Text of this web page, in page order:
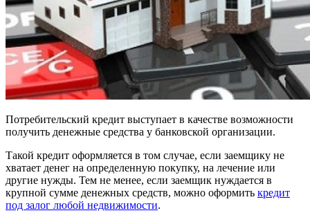
Потребительский кредит выступает в качестве возможности
получить денежные средства у банковской организации.
Такой кредит оформляется в том случае, если заемщику не
хватает денег на определенную покупку, на лечение или
другие нужды. Тем не менее, если заемщик нуждается в
крупной сумме денежных средств, можно оформить кредит
под залог любой недвижимости.